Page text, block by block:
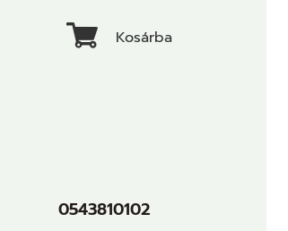
Kosárba
0543810102